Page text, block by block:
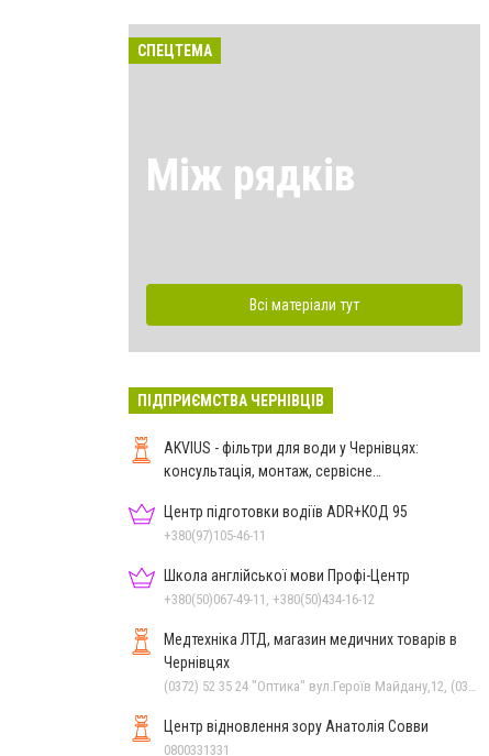
СПЕЦТЕМА
Між рядків
Всі матеріали тут
ПІДПРИЄМСТВА ЧЕРНІВЦІВ
AKVIUS - фільтри для води у Чернівцях:
консультація, монтаж, сервісне
Центр підготовки водіїв ADR+КОД 95
+380(97)105-46-11
Школа англійської мови Профі-Центр
+380(50)067-49-11, +380(50)434-16-12
Медтехніка ЛТД, магазин медичних товарів в
Чернівцях
Центр відновлення зору Анатолія Совви
0800331331